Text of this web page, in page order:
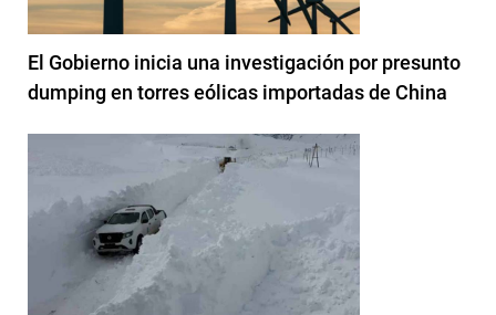
El Gobierno inicia una investigación por presunto
dumping en torres eólicas importadas de China